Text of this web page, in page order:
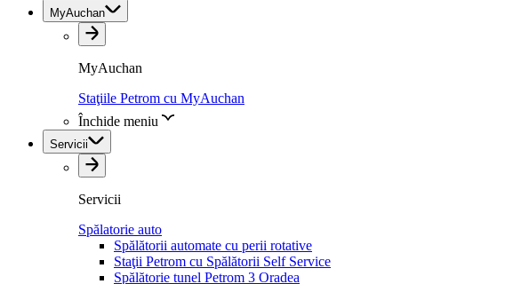
MyAuchan
MyAuchan
Staţiile Petrom cu MyAuchan
Închide meniu
Servicii
Servicii
Spălatorie auto
Spălătorii automate cu perii rotative
Staţii Petrom cu Spălătorii Self Service
Spălătorie tunel Petrom 3 Oradea